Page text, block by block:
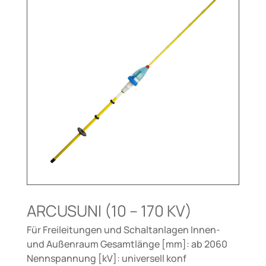
ARCUSUNI (10 – 170 KV)
Für Freileitungen und Schaltanlagen Innen-
und Außenraum Gesamtlänge [mm]: ab 2060
Nennspannung [kV]: universell konf